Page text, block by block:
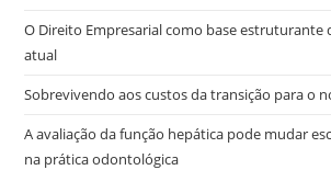
O Direito Empresarial como base estruturante
atual
Sobrevivendo aos custos da transição para o
A avaliação da função hepática pode mudar
na prática odontológica